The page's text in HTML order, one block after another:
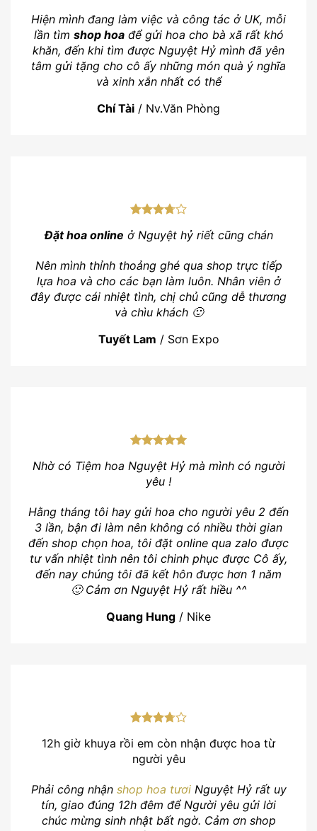
Hiện mình đang làm việc và công tác ở UK, mỗi
lần tìm shop hoađể gửi hoa cho bà xã rất khó
khăn, đến khi tìm được Nguyệt Hỷ mình đã yên
tâm gửi tặng cho cô ấy những món quà ý nghĩa
và xinh xắn nhất có thể
Chí Tài / Nv.Văn Phòng
Đặt hoa online ở Nguyệt hỷ riết cũng chán
Nên mình thỉnh thoảng ghé qua shop trực tiếp
lựa hoa và cho các bạn làm luôn. Nhân viên ở
đây được cái nhiệt tình, chị chủ cũng dễ thương
và chìu khách 🙂
Tuyết Lam / Sơn Expo
Nhờ có Tiệm hoa Nguyệt Hỷ mà mình có người
yêu !
Hằng tháng tôi hay gửi hoa cho người yêu 2 đến
3 lần, bận đi làm nên không có nhiều thời gian
đến shop chọn hoa, tôi đặt online qua zalo được
tư vấn nhiệt tình nên tôi chinh phục được Cô ấy,
đến nay chúng tôi đã kết hôn được hơn 1 năm
🙂 Cảm ơn Nguyệt Hỷ rất hiều ^^
Quang Hung / Nike
12h giờ khuya rồi em còn nhận được hoa từ
người yêu
Phải công nhận shop hoa tươiNguyệt Hỷ rất uy
tín, giao đúng 12h đêm để Người yêu gửi lời
chúc mừng sinh nhật bất ngờ. Cảm ơn shop